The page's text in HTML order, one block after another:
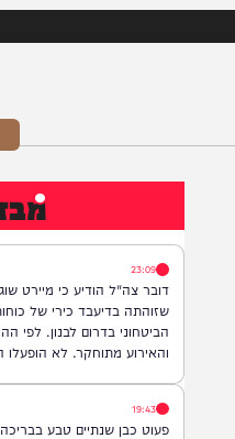
23:09
דובר צה"ל הודיע כי מיירט
שזוהתה בדיעבד כירי של
הביטחוני בדרום לבנון. לפי
והאירוע מתוחקר. לא הופעלו
המדיניות.
19:43